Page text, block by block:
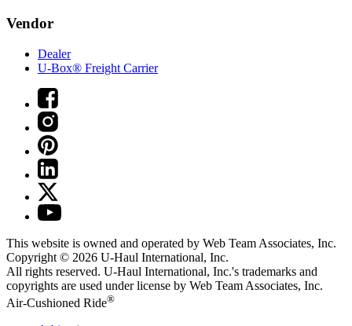
Vendor
Dealer
U-Box® Freight Carrier
This website is owned and operated by Web Team Associates, Inc.
Copyright © 2026 U-Haul International, Inc.
All rights reserved. U-Haul International, Inc.'s trademarks and
copyrights are used under license by Web Team Associates, Inc.
Air-Cushioned Ride®